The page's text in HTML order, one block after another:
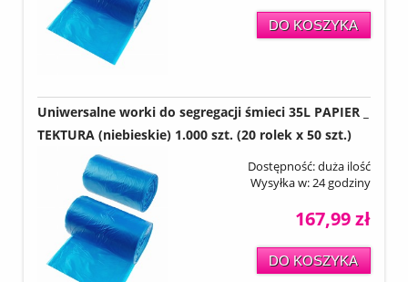
DO KOSZYKA
Uniwersalne worki do segregacji śmieci 35L PAPIER _
TEKTURA (niebieskie) 1.000 szt. (20 rolek x 50 szt.)
Dostępność:duża ilość
Wysyłka w:24 godziny
167,99 zł
DO KOSZYKA